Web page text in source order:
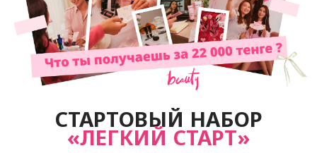
СТАРТОВЫЙ НАБОР
«ЛЕГКИЙ СТАРТ»